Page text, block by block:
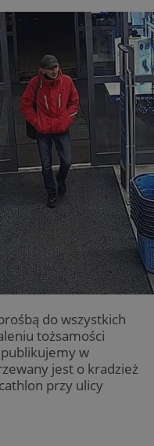
do wszystkich
tożsamości
w
jest o kradzież
przy ulicy